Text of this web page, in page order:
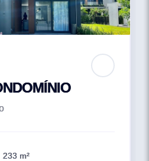
233 m²